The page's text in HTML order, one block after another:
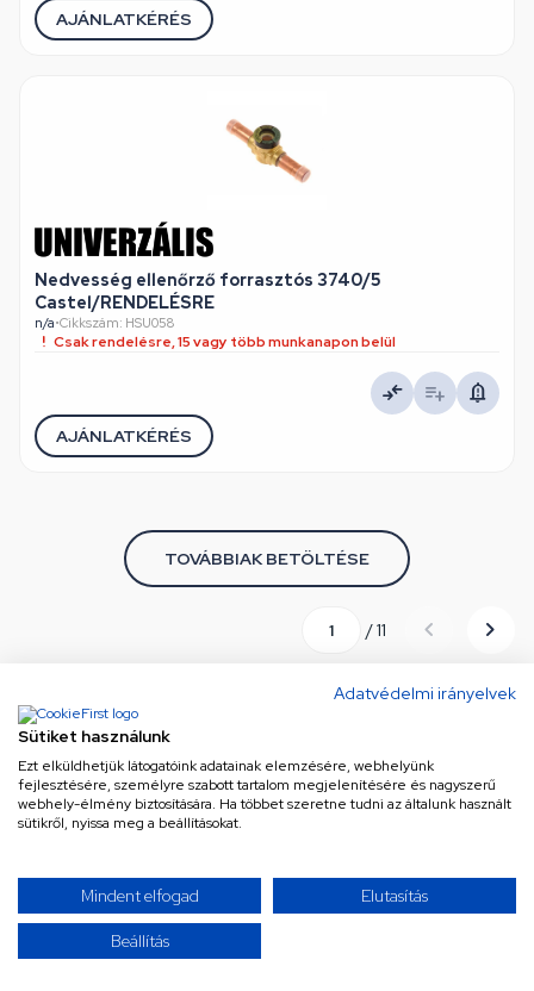
Adatvédelmi irányelvek
Sütiket használunk
Ezt elküldhetjük látogatóink adatainak elemzésére, webhelyünk
fejlesztésére, személyre szabott tartalom megjelenítésére és nagyszerű
webhely-élmény biztosítására. Ha többet szeretne tudni az általunk használt
sütikről, nyissa meg a beállításokat.
Mindent elfogad Elutasítás
Beállítás
AJÁNLATKÉRÉS
Nedvesség ellenőrző forrasztós 3740/5
Castel/RENDELÉSRE
n/a•Cikkszám: HSU058
Csak rendelésre, 15 vagy több munkanapon belül
AJÁNLATKÉRÉS
TOVÁBBIAK BETÖLTÉSE
/ 11
Úgy érzed, mindent láttál már? Gondold újra! Kínálatunk
szinte végtelen, és folyamatosan bővül a legújabb és
legkeresettebb termékekkel. Ne maradj le semmiről!
Görgess tovább, és merülj el a választékban – a
következő kattintás akár a tökéletes találat is lehet!